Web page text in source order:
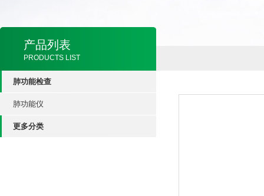
产品列表
PRODUCTS LIST
肺功能检查
肺功能仪
更多分类